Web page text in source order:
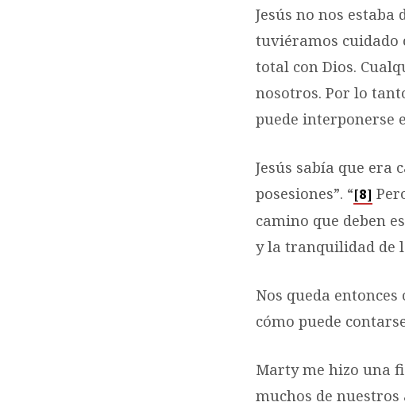
Jesús no nos
tuviéramos cuidado
total con Dios.
nosotros. Por lo
puede interponerse
Jesús sabía que era
posesiones”. “[8]
camino que deben
y la tranquilidad de
Nos queda
cómo puede
Marty me hizo una
muchos de